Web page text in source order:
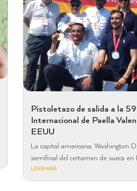
Pistoletazo de salida a la
Internacional de Paella
EEUU
La capital americana, Washington
semifinal del certamen de sueca en
LEER MÁS